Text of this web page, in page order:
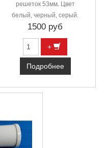
решеток 53мм. Цвет
белый, черный, серый.
1500 руб
+
Подробнее